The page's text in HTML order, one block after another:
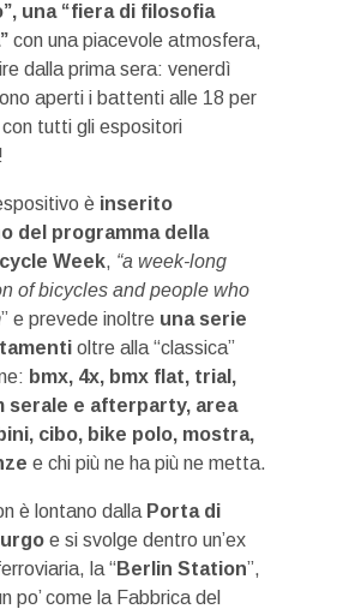
una “fiera di filosofia
con una piacevole atmosfera,
dalla prima sera: venerdì
aperti i battenti alle 18 per
tutti gli espositori
è inserito
del programma della
Week, “a week-long
of bicycles and people who
” e prevede inoltre una serie
oltre alla “classica”
bmx, 4x, bmx flat, trial,
serale e afterparty, area
cibo, bike polo, mostra,
e chi più ne ha più ne metta.
è lontano dalla Porta di
e si svolge dentro un’ex
la “Berlin Station”,
po’ come la Fabbrica del